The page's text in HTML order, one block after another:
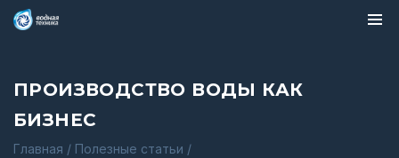
ПРОИЗВОДСТВО ВОДЫ КАК
БИЗНЕС
Главная / Полезные статьи /